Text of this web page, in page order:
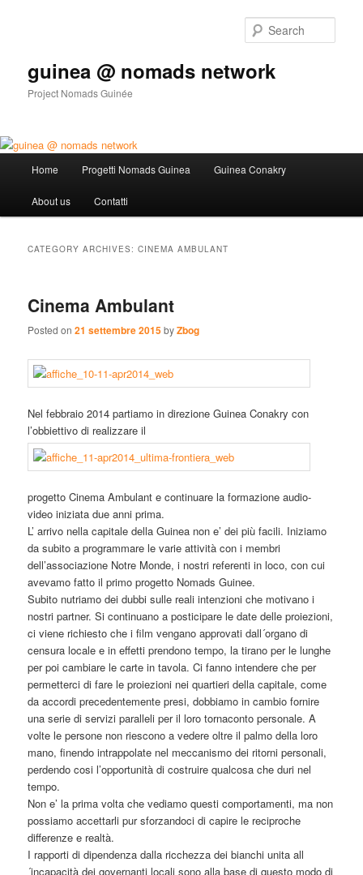
guinea @ nomads network
Project Nomads Guinée
Skip to primary content
Skip to secondary content
Home Progetti Nomads Guinea Guinea Conakry
About us Contatti
CATEGORY ARCHIVES:CINEMA AMBULANT
Cinema Ambulant
Posted on21 settembre 2015byZbog
Nel febbraio 2014 partiamo in direzione Guinea Conakry con
l’obbiettivo di realizzare il
progetto Cinema Ambulant e continuare la formazione audio-
video iniziata due anni prima.
L’ arrivo nella capitale della Guinea non e’ dei più facili. Iniziamo
da subito a programmare le varie attività con i membri
dell’associazione Notre Monde, i nostri referenti in loco, con cui
avevamo fatto il primo progetto Nomads Guinee.
Subito nutriamo dei dubbi sulle reali intenzioni che motivano i
nostri partner. Si continuano a posticipare le date delle proiezioni,
ci viene richiesto che i film vengano approvati dall´organo di
censura locale e in effetti prendono tempo, la tirano per le lunghe
per poi cambiare le carte in tavola. Ci fanno intendere che per
permetterci di fare le proiezioni nei quartieri della capitale, come
da accordi precedentemente presi, dobbiamo in cambio fornire
una serie di servizi paralleli per il loro tornaconto personale. A
volte le persone non riescono a vedere oltre il palmo della loro
mano, finendo intrappolate nel meccanismo dei ritorni personali,
perdendo cosi l’opportunità di costruire qualcosa che duri nel
tempo.
Non e’ la prima volta che vediamo questi comportamenti, ma non
possiamo accettarli pur sforzandoci di capire le reciproche
differenze e realtà.
I rapporti di dipendenza dalla ricchezza dei bianchi unita all
´incapacità dei governanti locali sono alla base di questo modo di